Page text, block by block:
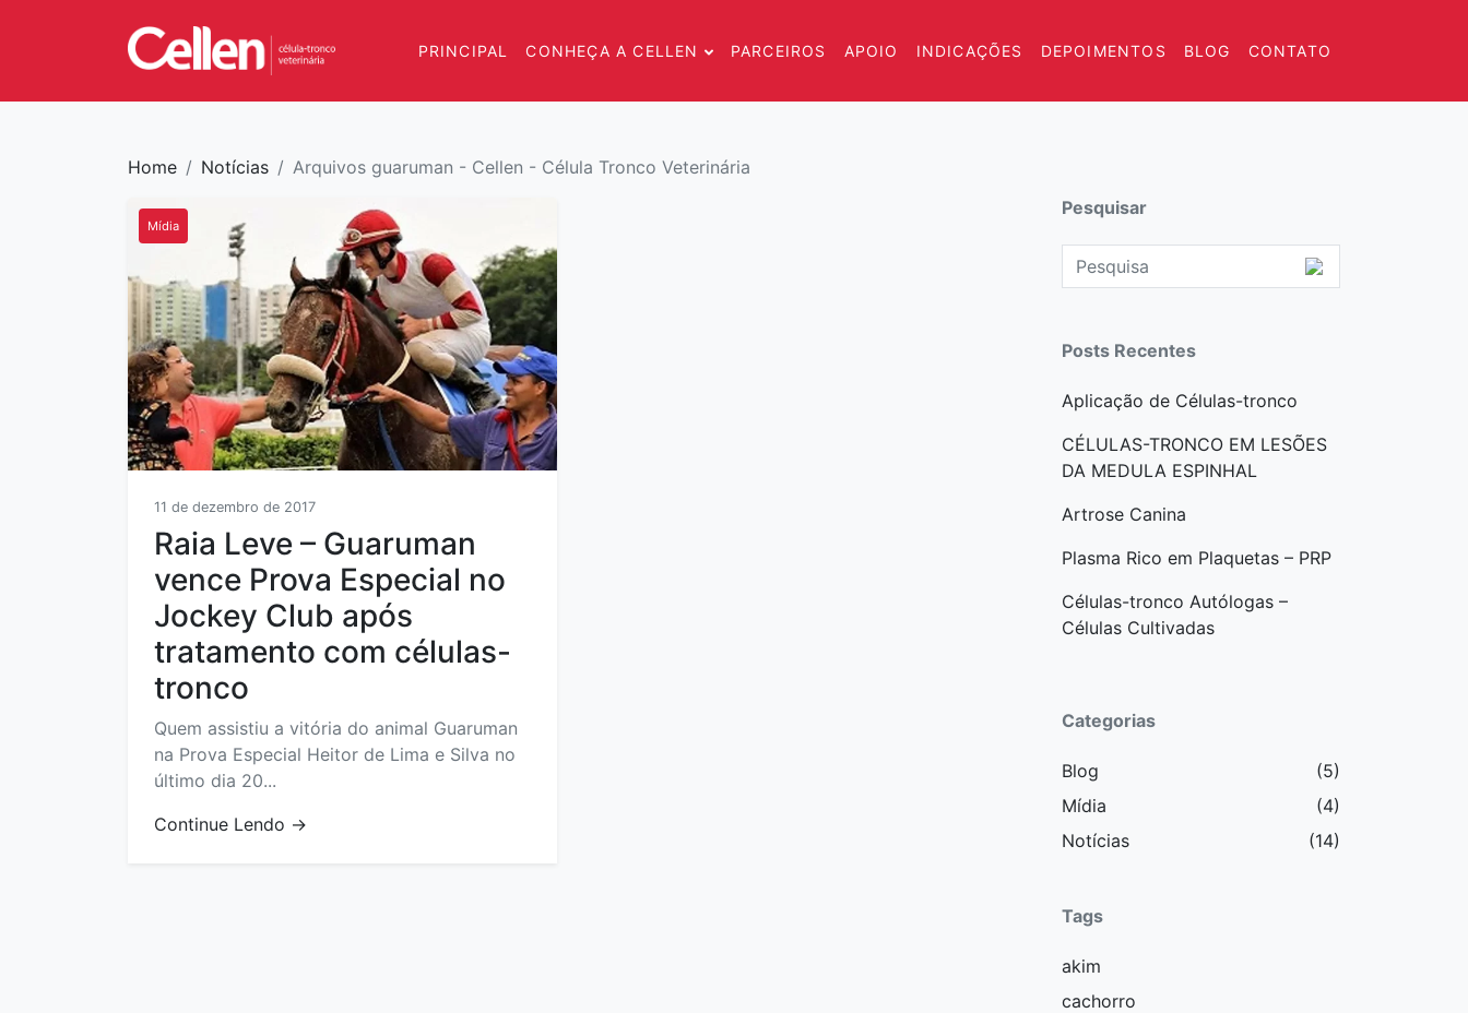
INDICAÇÕES
PRINCIPAL CONHEÇA A CELLEN PARCEIROS APOIO INDICAÇÕES DEPOIMENTOS BLOG CONTATO
Home Notícias Arquivos guaruman - Cellen - Célula Tronco Veterinária
Mídia
11 de dezembro de 2017
Raia Leve – Guaruman
vence Prova Especial no
Jockey Club após
tratamento com células-
tronco
Quem assistiu a vitória do animal Guaruman
na Prova Especial Heitor de Lima e Silva no
último dia 20...
Continue Lendo →
Pesquisar
Posts Recentes
Aplicação de Células-tronco
CÉLULAS-TRONCO EM LESÕES
DA MEDULA ESPINHAL
Artrose Canina
Plasma Rico em Plaquetas – PRP
Células-tronco Autólogas –
Células Cultivadas
Categorias
Blog
(5)
Mídia
(4)
Notícias
(14)
Tags
akim
cachorro